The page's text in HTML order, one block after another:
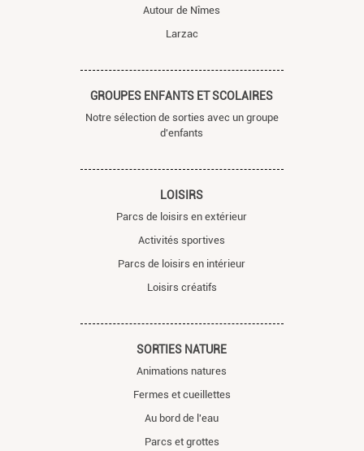
Autour de Nîmes
Larzac
GROUPES ENFANTS ET SCOLAIRES
Notre sélection de sorties avec un groupe
d'enfants
LOISIRS
Parcs de loisirs en extérieur
Activités sportives
Parcs de loisirs en intérieur
Loisirs créatifs
SORTIES NATURE
Animations natures
Fermes et cueillettes
Au bord de l'eau
Parcs et grottes